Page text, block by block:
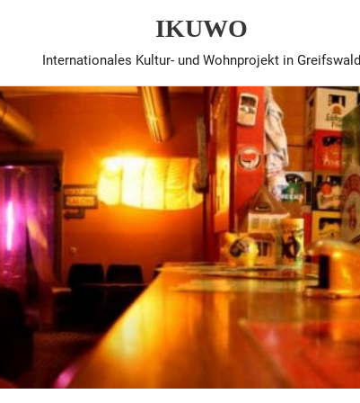
IKUWO
Internationales Kultur- und Wohnprojekt in Greifswald